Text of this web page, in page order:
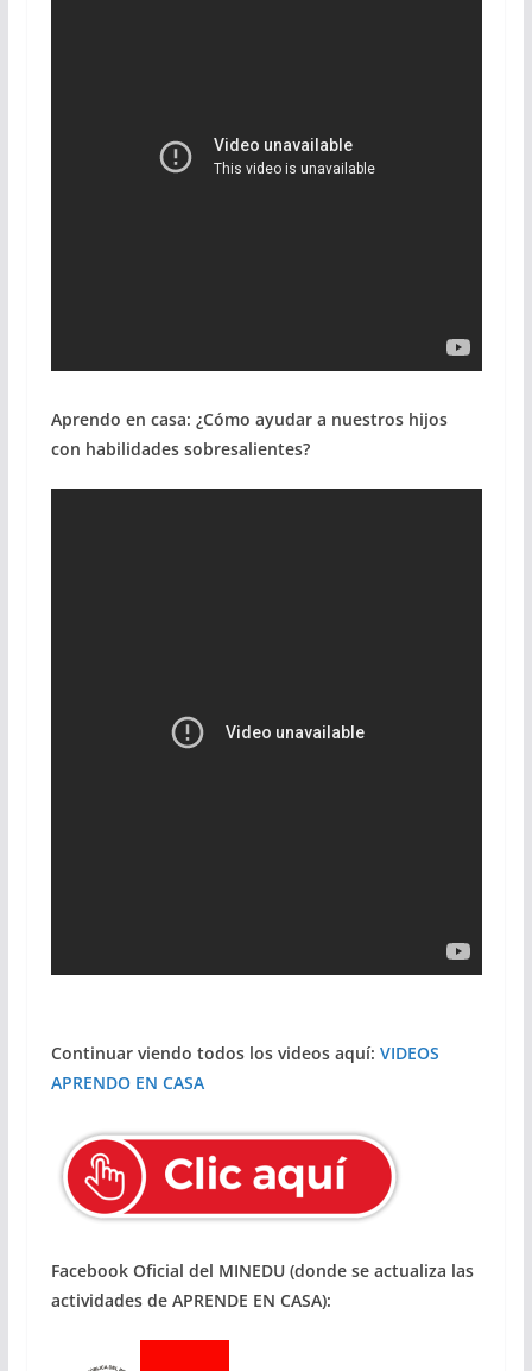
Aprendo en casa: ¿Cómo ayudar a nuestros hijos
con habilidades sobresalientes?
Continuar viendo todos los videos aquí: VIDEOS
APRENDO EN CASA
Facebook Oficial del MINEDU (donde se actualiza las
actividades de APRENDE EN CASA):